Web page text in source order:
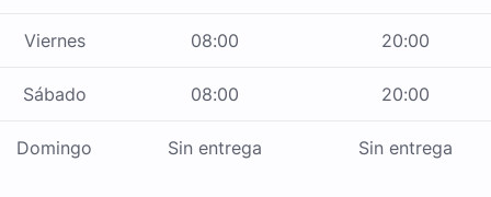
Viernes 08:00 20:00
Sábado 08:00 20:00
Domingo Sin entrega Sin entrega